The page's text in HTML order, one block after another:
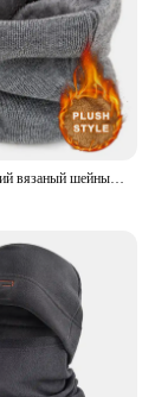
Модный мягкий вязаный шейный теплый спортивный шарф для женщин и мужчин, чехол для лица, теплые зимние шарфы для катания на коньках и бега, толстый непромокаемый воротник